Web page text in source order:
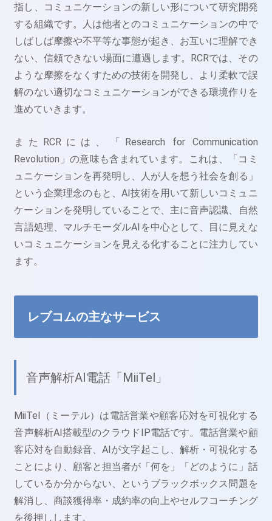
指し、コミュニケーションの新しい形について研究開発
する組織です。人は他者とのコミュニケーションの中で
しばしば摩擦や不平等な事態が起き、お互いに理解でき
ない、信頼できない場面に遭遇します。RCRでは、その
ような摩擦をなくすための技術を開発し、より柔軟で誤
解のない適切なコミュニケーションができる環境作りを
進めていきます。
またRCRには、「Research for Communication
Revolution」の意味も含まれています。これは、「コミ
ュニケーションを再発明し、人が人を想う社会を創る」
という企業理念のもと、AI技術を用いて新しいコミュニ
ケーションを発明していることで、主に音声認識、自然
言語処理、マルチモーダルAIを中心として、目に見えな
いコミュニケーションを見える化することに注力してい
ます。
レブコムの主なサービス
音声解析AI電話「MiiTel」
MiiTel（ミーテル）は電話営業や顧客応対を可視化する
音声解析AI搭載型のクラウドIP電話です。電話営業や顧
客応対を自動録音、AIが文字起こし、解析・可視化する
ことにより、顧客と担当者が「何を」「どのように」話
しているか分からない、というブラックボックス問題を
解消し、商談獲得率・成約率の向上やセルフコーチング
を後押しします。